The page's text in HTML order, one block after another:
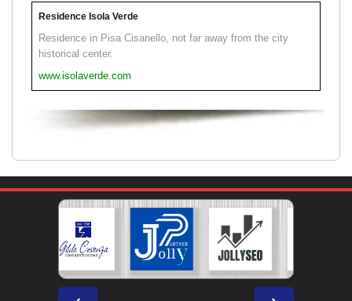
Residence Isola Verde
Residence in Pisa Cisanello, not far away from the city
historical center.
www.isolaverde.com